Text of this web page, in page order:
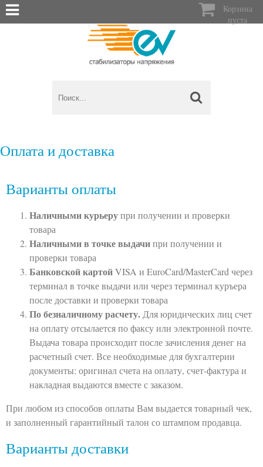

Корзина
пуста
Оплата и доставка
Варианты оплаты
Наличными курьерупри получении и проверки
товара
Наличными в точке выдачипри получении и
проверки товара
Банковской картойVISA и EuroCard/MasterCard через
терминал в точке выдачи или через терминал куръера
после доставки и проверки товара
По безналичному расчету. Для юридических лиц счет
на оплату отсылается по факсу или электронной почте.
Выдача товара происходит после зачисления денег на
расчетный счет. Все необходимые для бухгалтерии
документы: оригинал счета на оплату, счет-фактура и
накладная выдаются вместе с заказом.
При любом из способов оплаты Вам выдается товарный чек,
и заполненный гарантийный талон со штампом продавца.
Варианты доставки